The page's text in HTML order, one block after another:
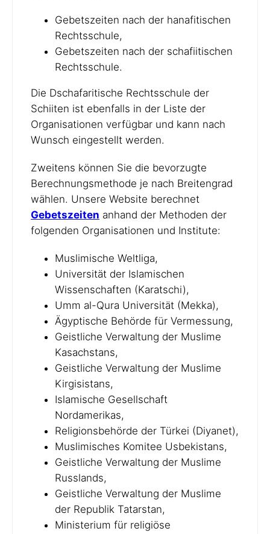
Gebetszeiten nach der hanafitischen
Rechtsschule,
Gebetszeiten nach der schafiitischen
Rechtsschule.
Die Dschafaritische Rechtsschule der
Schiiten ist ebenfalls in der Liste der
Organisationen verfügbar und kann nach
Wunsch eingestellt werden.
Zweitens können Sie die bevorzugte
Berechnungsmethode je nach Breitengrad
wählen. Unsere Website berechnet
Gebetszeiten anhand der Methoden der
folgenden Organisationen und Institute:
Muslimische Weltliga,
Universität der Islamischen
Wissenschaften (Karatschi),
Umm al-Qura Universität (Mekka),
Ägyptische Behörde für Vermessung,
Geistliche Verwaltung der Muslime
Kasachstans,
Geistliche Verwaltung der Muslime
Kirgisistans,
Islamische Gesellschaft
Nordamerikas,
Religionsbehörde der Türkei (Diyanet),
Muslimisches Komitee Usbekistans,
Geistliche Verwaltung der Muslime
Russlands,
Geistliche Verwaltung der Muslime
der Republik Tatarstan,
Ministerium für religiöse